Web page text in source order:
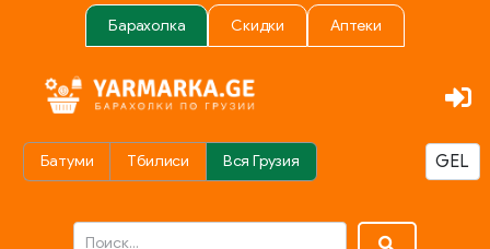
Барахолка Скидки Аптеки
Батуми Тбилиси Вся Грузия